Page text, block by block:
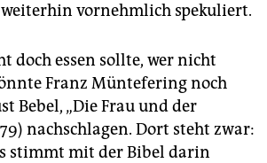
vornehmlich spekuliert.
doch essen sollte, wer nicht
Franz Müntefering noch
Bebel, „Die Frau und der
nachschlagen. Dort steht zwar:
stimmt mit der Bibel darin